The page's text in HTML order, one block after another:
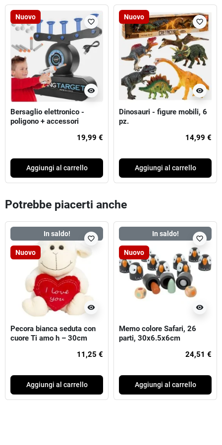
Nuovo
visibility
favorite_border
Bersaglio elettronico -
poligono + accessori
19,99 €
Aggiungi al carrello
Nuovo
visibility
favorite_border
Dinosauri - figure mobili, 6
pz.
14,99 €
Aggiungi al carrello
Potrebbe piacerti anche
In saldo!
Nuovo
visibility
favorite_border
Pecora bianca seduta con
cuore Ti amo h – 30cm
11,25 €
Aggiungi al carrello
In saldo!
Nuovo
visibility
favorite_border
Memo colore Safari, 26
parti, 30x6.5x6cm
24,51 €
Aggiungi al carrello